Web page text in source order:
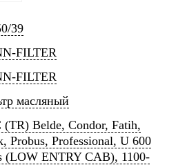
39
FILTER
FILTER
масляный
(TR) Belde, Condor, Fatih,
Probus, Professional, U 600
(LOW ENTRY CAB), 1100-